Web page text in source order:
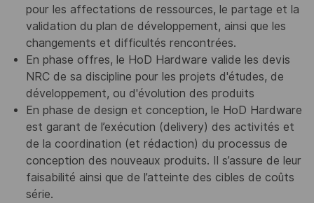
pour les affectations de ressources, le partage et la
validation du plan de développement, ainsi que les
changements et difficultés rencontrées.
En phase offres, le HoD Hardware valide les devis
NRC de sa discipline pour les projets d'études, de
développement, ou d'évolution des produits
En phase de design et conception, le HoD Hardware
est garant de l’exécution (delivery) des activités et
de la coordination (et rédaction) du processus de
conception des nouveaux produits. Il s’assure de leur
faisabilité ainsi que de l’atteinte des cibles de coûts
série.